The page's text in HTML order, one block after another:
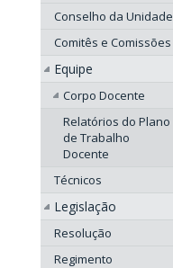
Conselho da Unidade
Comitês e Comissões
Equipe
Corpo Docente
Relatórios do Plano
de Trabalho
Docente
Técnicos
Legislação
Resolução
Regimento